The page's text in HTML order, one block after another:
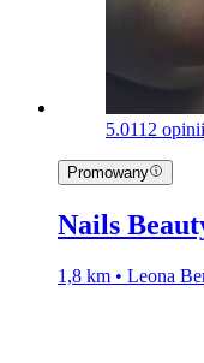
5.0112 opinii
Promowany
Nails
1,8 km • Leona